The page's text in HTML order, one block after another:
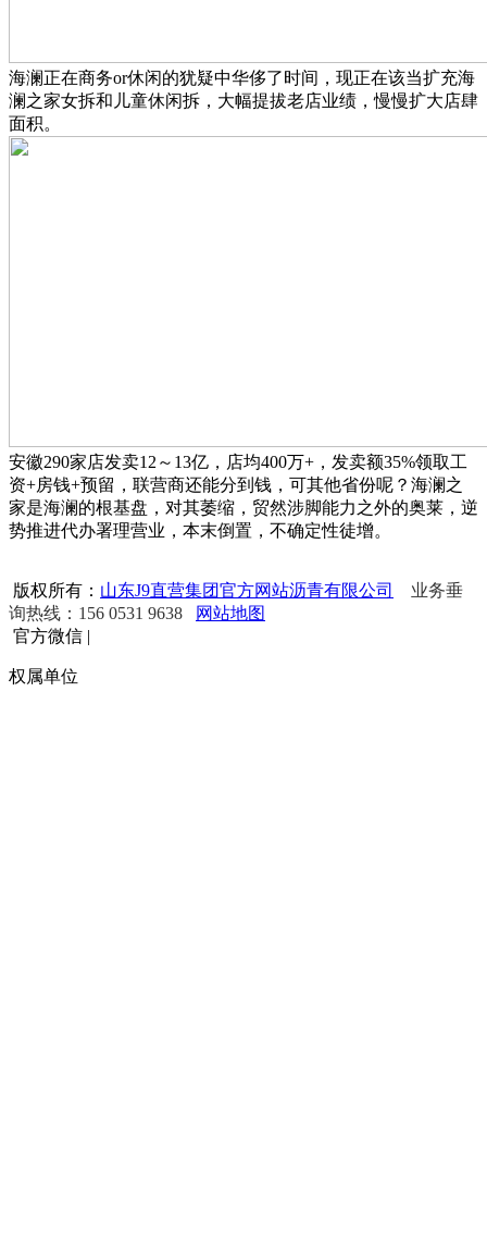
海澜正在商务or休闲的犹疑中华侈了时间，现正在该当扩充海
澜之家女拆和儿童休闲拆，大幅提拔老店业绩，慢慢扩大店肆
面积。
安徽290家店发卖12～13亿，店均400万+，发卖额35%领取工
资+房钱+预留，联营商还能分到钱，可其他省份呢？海澜之
家是海澜的根基盘，对其萎缩，贸然涉脚能力之外的奥莱，逆
势推进代办署理营业，本末倒置，不确定性徒增。
版权所有： 山东J9直营集团官方网站沥青有限公司
业务垂
询热线：156 0531 9638
网站地图
官方微信 |
权属单位